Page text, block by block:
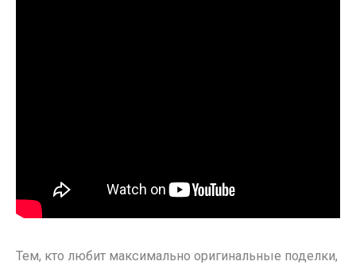
Тем, кто любит максимально оригинальные поделки,